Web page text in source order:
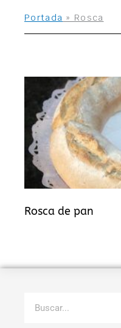
Portada » Rosca
Rosca de pan